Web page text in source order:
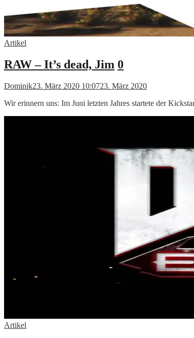
Artikel
RAW – It’s dead, Jim 0
Dominik23. März 2020 10:0723. März 2020
Wir erinnern uns: Im Juni letzten Jahres startete der
Artikel